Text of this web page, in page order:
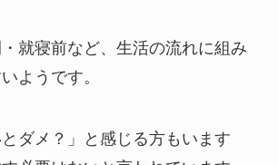
就寝前など、生活の流れに組み
ようです。
とダメ？」と感じる方もいます